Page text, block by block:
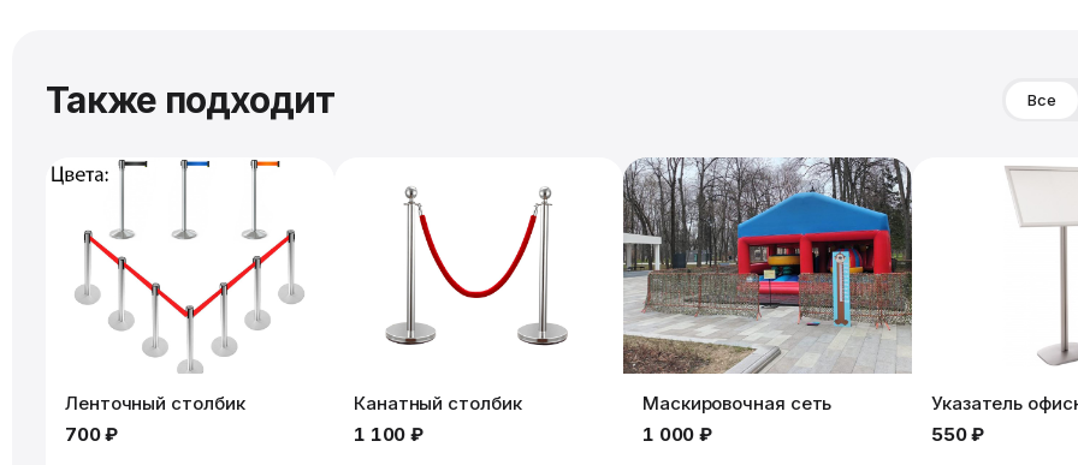
Также подходит Все
Ленточный столбик
700 ₽
Канатный столбик
1 100 ₽
Маскировочная сеть
1 000 ₽
Указатель
550 ₽